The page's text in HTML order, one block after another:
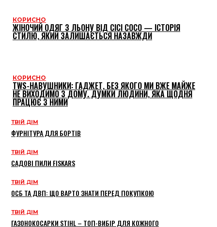
КОРИСНО
ЖІНОЧИЙ ОДЯГ З ЛЬОНУ ВІД CICI COCO — ІСТОРІЯ
СТИЛЮ, ЯКИЙ ЗАЛИШАЄТЬСЯ НАЗАВЖДИ
КОРИСНО
TWS-НАВУШНИКИ: ГАДЖЕТ, БЕЗ ЯКОГО МИ ВЖЕ МАЙЖЕ
НЕ ВИХОДИМО З ДОМУ. ДУМКИ ЛЮДИНИ, ЯКА ЩОДНЯ
ПРАЦЮЄ З НИМИ
ТВІЙ ДІМ
ФУРНІТУРА ДЛЯ БОРТІВ
ТВІЙ ДІМ
САДОВІ ПИЛИ FISKARS
ТВІЙ ДІМ
ОСБ ТА ДВП: ЩО ВАРТО ЗНАТИ ПЕРЕД ПОКУПКОЮ
ТВІЙ ДІМ
ГАЗОНОКОСАРКИ STIHL – ТОП-ВИБІР ДЛЯ КОЖНОГО